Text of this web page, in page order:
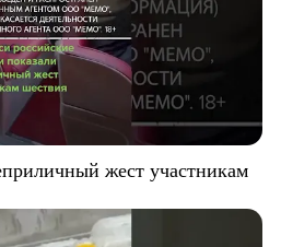
жест участникам